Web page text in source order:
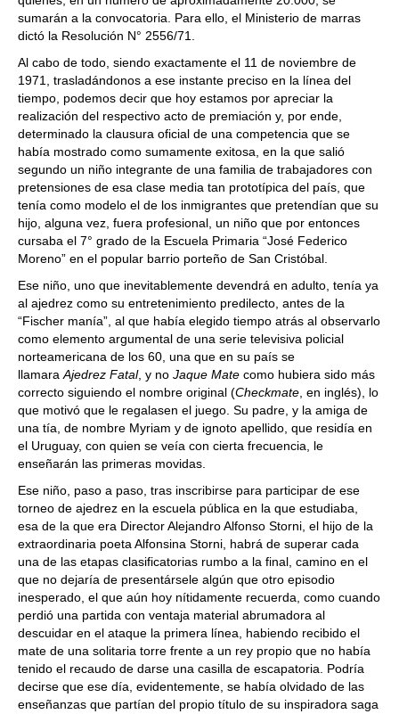
sumarán a la convocatoria. Para ello, el Ministerio de marras
dictó la Resolución N° 2556/71.
Al cabo de todo, siendo exactamente el 11 de noviembre de
1971, trasladándonos a ese instante preciso en la línea del
tiempo, podemos decir que hoy estamos por apreciar la
realización del respectivo acto de premiación y, por ende,
determinado la clausura oficial de una competencia que se
había mostrado como sumamente exitosa, en la que salió
segundo un niño integrante de una familia de trabajadores con
pretensiones de esa clase media tan prototípica del país, que
tenía como modelo el de los inmigrantes que pretendían que su
hijo, alguna vez, fuera profesional, un niño que por entonces
cursaba el 7° grado de la Escuela Primaria “José Federico
Moreno” en el popular barrio porteño de San Cristóbal.
Ese niño, uno que inevitablemente devendrá en adulto, tenía ya
al ajedrez como su entretenimiento predilecto, antes de la
“Fischer manía”, al que había elegido tiempo atrás al observarlo
como elemento argumental de una serie televisiva policial
norteamericana de los 60, una que en su país se
llamara Ajedrez Fatal, y no Jaque Mate como hubiera sido más
correcto siguiendo el nombre original (Checkmate , en inglés), lo
que motivó que le regalasen el juego. Su padre, y la amiga de
una tía, de nombre Myriam y de ignoto apellido, que residía en
el Uruguay, con quien se veía con cierta frecuencia, le
enseñarán las primeras movidas.
Ese niño, paso a paso, tras inscribirse para participar de ese
torneo de ajedrez en la escuela pública en la que estudiaba,
esa de la que era Director Alejandro Alfonso Storni, el hijo de la
extraordinaria poeta Alfonsina Storni, habrá de superar cada
una de las etapas clasificatorias rumbo a la final, camino en el
que no dejaría de presentársele algún que otro episodio
inesperado, el que aún hoy nítidamente recuerda, como cuando
perdió una partida con ventaja material abrumadora al
descuidar en el ataque la primera línea, habiendo recibido el
mate de una solitaria torre frente a un rey propio que no había
tenido el recaudo de darse una casilla de escapatoria. Podría
decirse que ese día, evidentemente, se había olvidado de las
enseñanzas que partían del propio título de su inspiradora saga